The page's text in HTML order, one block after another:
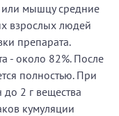
или мышцу средние
взрослых людей
препарата.
- около 82%. После
полностью. При
2 г вещества
кумуляции